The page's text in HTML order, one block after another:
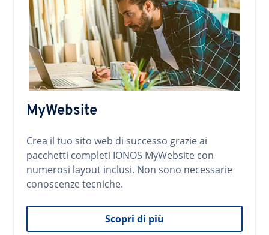
MyWebsite
Crea il tuo sito web di successo grazie ai
pacchetti completi IONOS MyWebsite con
numerosi layout inclusi. Non sono necessarie
conoscenze tecniche.
Scopri di più